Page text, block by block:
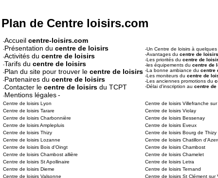
Plan de Centre loisirs.com
-Accueil centre-loisirs.com
-Présentation du centre de loisirs
-Activités du centre de loisirs
-Tarifs du centre de loisirs
-Plan du site pour trouver le centre de loisirs
-Partenaires du centre de loisirs
-Contacter le centre de loisirs du TCPT
-Mentions légales-
-Un Centre de loisirs à
-Avantages du centre de
-Les priorités du centre de
-les équipements du centre de
-La bonne ambiance du centre
-Les moniteurs du centre de
-Les anciennes promotions du
-Délai d'inscription au centre
Centre de loisirs Lyon
Centre de loisirs Villefranche
Centre de loisirs Tarare
Centre de loisirs Violay
Centre de loisirs Charbonnière
Centre de loisirs Bessenay
Centre de loisirs Amplepluis
Centre de loisirs Eveux
Centre de loisirs Thizy
Centre de loisirs Bourg de Thizy
Centre de loisirs Lozanne
Centre de loisirs Chatillon
Centre de loisirs Bois d'Oingt
Centre de loisirs Chambost
Centre de loisirs Chambost allière
Centre de loisirs Chamelet
Centre de loisirs St Apollinaire
Centre de loisirs Letra
Centre de loisirs Dieme
Centre de loisirs Ternand
Centre de loisirs Valsonne
Centre de loisirs St Clément sur